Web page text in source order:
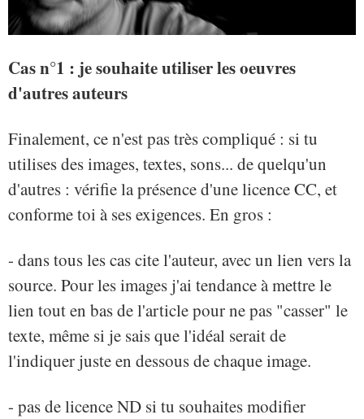
Cas n°1 : je souhaite utiliser les oeuvres
d'autres auteurs
Finalement, ce n'est pas très compliqué : si tu
utilises des images, textes, sons... de quelqu'un
d'autres : vérifie la présence d'une licence CC, et
conforme toi à ses exigences. En gros :
- dans tous les cas cite l'auteur, avec un lien vers la
source. Pour les images j'ai tendance à mettre le
lien tout en bas de l'article pour ne pas "casser" le
texte, même si je sais que l'idéal serait de
l'indiquer juste en dessous de chaque image.
- pas de licence ND si tu souhaites modifier